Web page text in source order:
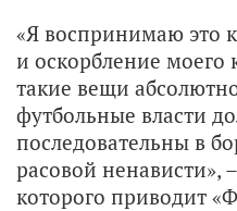
«Я воспринимаю это
и оскорбление моего
такие вещи
футбольные власти
последовательны в
расовой ненависти»,
которого приводит